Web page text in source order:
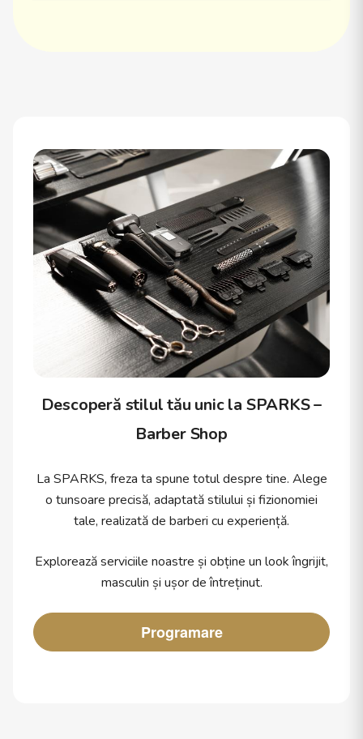
Descoperă stilul tău unic la SPARKS –
Barber Shop
La SPARKS, freza ta spune totul despre tine. Alege
o tunsoare precisă, adaptată stilului și fizionomiei
tale, realizată de barberi cu experiență.
Explorează serviciile noastre și obține un look îngrijit,
masculin și ușor de întreținut.
Programare